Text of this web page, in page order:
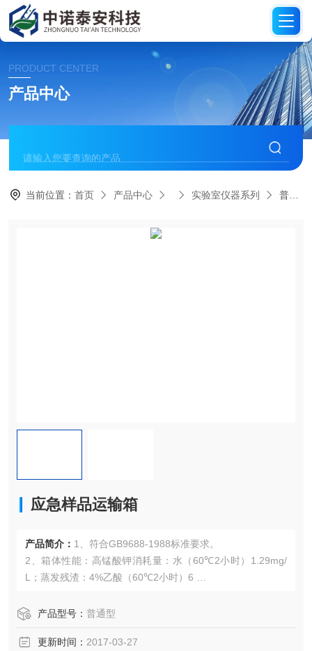
PRODUCT CENTER
产品中心
当前位置：首页 产品中心 实验室仪器系列 普通型应急样品运输箱
应急样品运输箱
产品简介： 1、符合GB9688-1988标准要求。
2、箱体性能：高锰酸钾消耗量：水（60℃2小时）1.29mg/
L；蒸发残渣：4%乙酸（60℃2小时）6
报告。产品型号： 普通型
更新时间： 2017-03-27